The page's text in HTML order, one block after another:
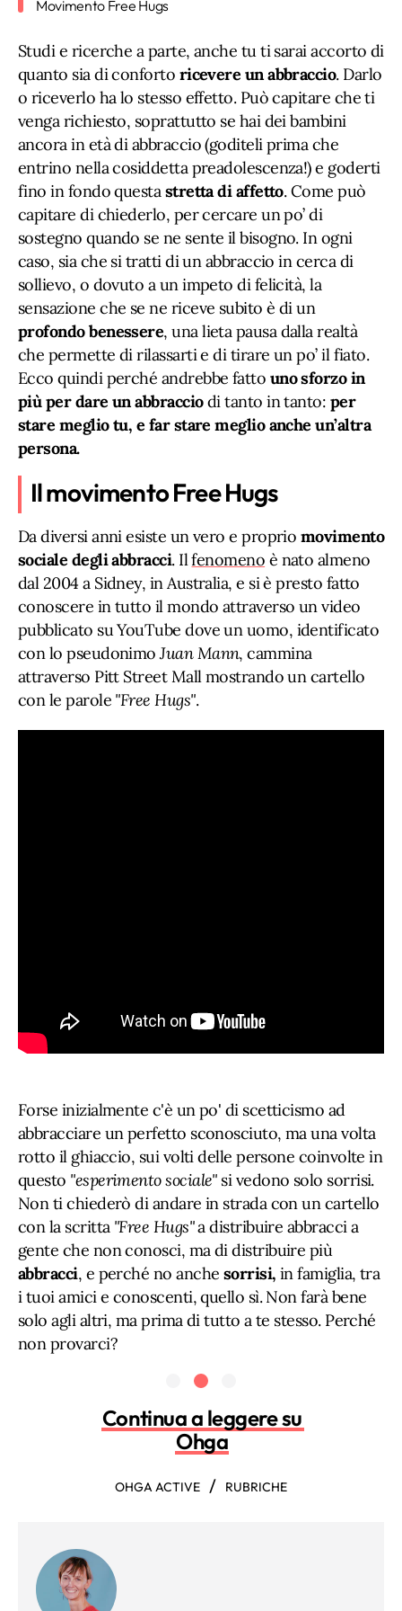
Movimento Free Hugs
Studi e ricerche a parte, anche tu ti sarai accorto di
quanto sia di conforto ricevere un abbraccio. Darlo
o riceverlo ha lo stesso effetto. Può capitare che ti
venga richiesto, soprattutto se hai dei bambini
ancora in età di abbraccio (goditeli prima che
entrino nella cosiddetta preadolescenza!) e goderti
fino in fondo questa stretta di affetto. Come può
capitare di chiederlo, per cercare un po’ di
sostegno quando se ne sente il bisogno. In ogni
caso, sia che si tratti di un abbraccio in cerca di
sollievo, o dovuto a un impeto di felicità, la
sensazione che se ne riceve subito è di un
profondo benessere, una lieta pausa dalla realtà
che permette di rilassarti e di tirare un po’ il fiato.
Ecco quindi perché andrebbe fatto uno sforzo in
più per dare un abbracciodi tanto in tanto: per
stare meglio tu, e far stare meglio anche un’altra
persona.
Il movimento Free Hugs
Da diversi anni esiste un vero e proprio movimento
sociale degli abbracci. Ilfenomeno è nato almeno
dal 2004 a Sidney, in Australia, e si è presto fatto
conoscere in tutto il mondo attraverso un video
pubblicato su YouTube dove un uomo, identificato
con lo pseudonimoJuan Mann, cammina
attraverso Pitt Street Mall mostrando un cartello
con le parole "Free Hugs".
Forse inizialmente c'è un po' di scetticismo ad
abbracciare un perfetto sconosciuto, ma una volta
rotto il ghiaccio, sui volti delle persone coinvolte in
questo "esperimento sociale"si vedono solo sorrisi.
Non ti chiederò di andare in strada con un cartello
con la scritta "Free Hugs"a distribuire abbracci a
gente che non conosci, ma di distribuire più
abbracci, e perché no anche sorrisi, in famiglia, tra
i tuoi amici e conoscenti, quello sì. Non farà bene
solo agli altri, ma prima di tutto a te stesso. Perché
non provarci?
Continua a leggere su
Ohga
OHGA ACTIVE / RUBRICHE